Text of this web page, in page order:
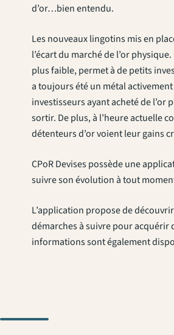
d’or…bien entendu.
Les nouveaux lingotins mis en
l’écart du marché de l’or
plus faible, permet à de petits
a toujours été un métal
investisseurs ayant acheté de
sortir. De plus, à l’heure actuelle
détenteurs d’or voient leur gains
CPoR Devises possède une
suivre son évolution à tout
L’application propose de
démarches à suivre pour acquérir
informations sont également